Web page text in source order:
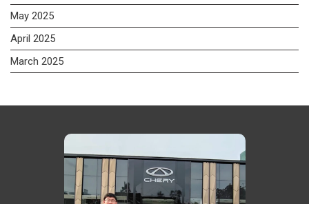
May 2025
April 2025
March 2025